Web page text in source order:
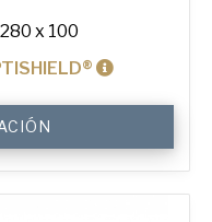
280 x 100